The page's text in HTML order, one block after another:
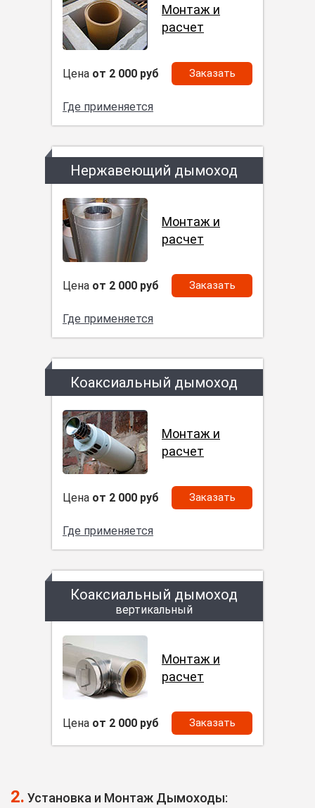
Монтаж и
расчет
Цена от 2 000 руб Заказать
Где применяется
Нержавеющий дымоход
Монтаж и
расчет
Цена от 2 000 руб Заказать
Где применяется
Коаксиальный дымоход
Монтаж и
расчет
Цена от 2 000 руб Заказать
Где применяется
Коаксиальный дымоход
вертикальный
Монтаж и
расчет
Цена от 2 000 руб Заказать
2. Установка и Монтаж Дымоходы: